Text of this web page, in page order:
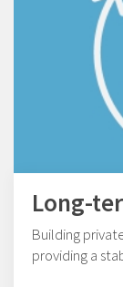
Long-
Building
providing a